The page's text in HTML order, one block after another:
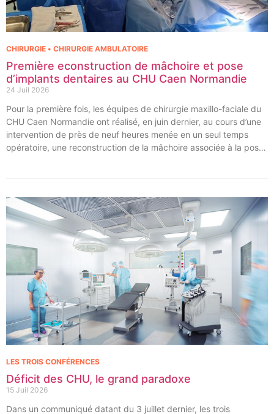
Première econstruction de mâchoire et pose
d’implants dentaires au CHU Caen Normandie
24 Juil 2026
CHIRURGIE • CHIRURGIE AMBULATOIRE
Pour la première fois, les équipes de chirurgie maxillo-faciale du
CHU Caen Normandie ont réalisé, en juin dernier, au cours d’une
intervention de près de neuf heures menée en un seul temps
opératoire, une reconstruction de la mâchoire associée à la pose
Déficit des CHU, le grand paradoxe
15 Juil 2026
LES TROIS CONFÉRENCES
Dans un communiqué datant du 3 juillet dernier, les trois